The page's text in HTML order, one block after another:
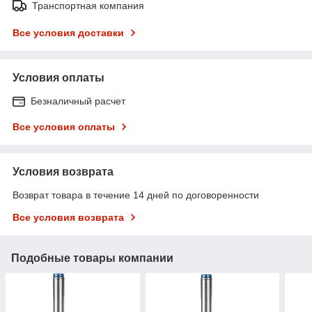
Транспортная компания
Все условия доставки
Условия оплаты
Безналичный расчет
Все условия оплаты
Условия возврата
Возврат товара в течение 14 дней по договоренности
Все условия возврата
Подобные товары компании